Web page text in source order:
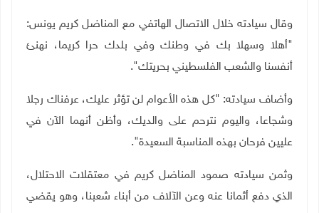
وقال سيادته خلال الاتصال الهاتفي مع المناضل كريم يونس:
"أهلا وسهلا بك في وطنك وفي بلدك حرا كريما، نهنئ
أنفسنا والشعب الفلسطيني بحريتك".
وأضاف سيادته: "كل هذه الأعوام لن تؤثر عليك، عرفناك رجلا
وشجاعا، واليوم نترحم على والديك، وأظن أنهما الآن في
عليين فرحان بهذه المناسبة السعيدة".
وثمن سيادته صمود المناضل كريم في معتقلات الاحتلال،
الذي دفع أثمانا عنه وعن الآلاف من أبناء شعبنا، وهو يقضي